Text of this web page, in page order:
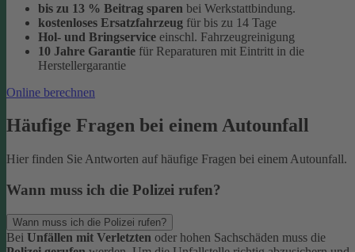
bis zu 13 % Beitrag sparen bei Werkstattbindung.
kostenloses Ersatzfahrzeug für bis zu 14 Tage
Hol- und Bringservice einschl. Fahrzeugreinigung
10 Jahre Garantie für Reparaturen mit Eintritt in die
Herstellergarantie
Online berechnen
Häufige Fragen bei einem Autounfall
Hier finden Sie Antworten auf häufige Fragen bei einem Autounfall.
Wann muss ich die Polizei rufen?
Wann muss ich die Polizei rufen?
Bei Unfällen mit Verletzten oder hohen Sachschäden muss die